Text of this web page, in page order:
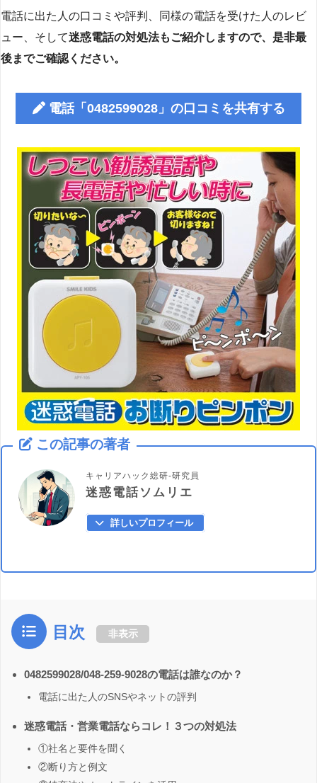
電話に出た人の口コミや評判、同様の電話を受けた人のレビ
ュー、そして迷惑電話の対処法もご紹介しますので、是非最
後までご確認ください。
電話「0482599028」の口コミを共有する
この記事の著者
キャリアハック総研-研究員
迷惑電話ソムリエ
詳しいプロフィール
目次 非表示
0482599028/048-259-9028の電話は誰なのか？
電話に出た人のSNSやネットの評判
迷惑電話・営業電話ならコレ！３つの対処法
①社名と要件を聞く
②断り方と例文